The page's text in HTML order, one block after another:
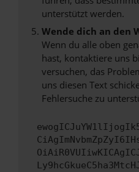
unterstützt werden.
Wende dich an den
Wenn du alle oben
hast, kontaktiere uns
versuchen, das
uns diesen Text
Fehlersuche zu